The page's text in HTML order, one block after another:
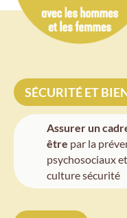
SÉCURITÉ ET
Assurer un
être par la
psychosociaux
culture sécurité